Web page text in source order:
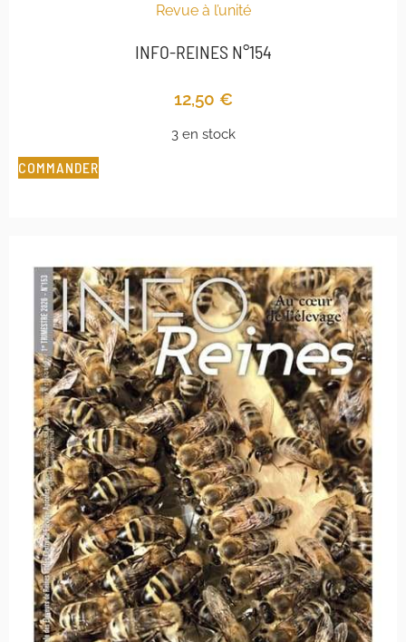
Revue à l’unité
INFO-REINES N°154
12,50 €
3 en stock
COMMANDER